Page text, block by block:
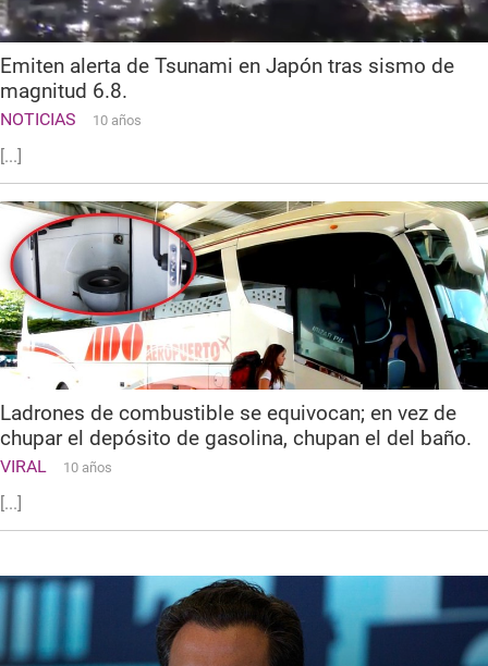
Emiten alerta de Tsunami en Japón tras sismo de
magnitud 6.8.
NOTICIAS 10 años
[...]
Ladrones de combustible se equivocan; en vez de
chupar el depósito de gasolina, chupan el del baño.
VIRAL 10 años
[...]